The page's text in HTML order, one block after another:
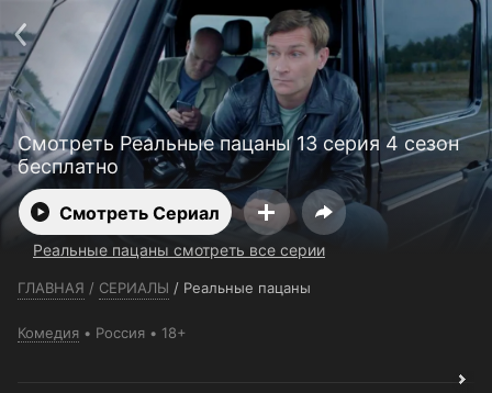
Смотреть Реальные пацаны 13 серия 4 сезон
бесплатно
Смотреть Сериал
Реальные пацаны смотреть все серии
ГЛАВНАЯ / СЕРИАЛЫ / Реальные пацаны
Комедия Россия 18+
Телефон поддержки:+7 (727) 323 10 92
Пользовательское соглашение
Политика конфиденциальности
Открыть приложение
Ввести промокод